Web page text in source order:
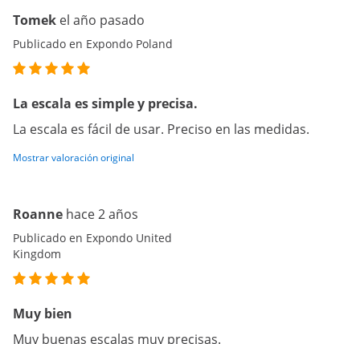
Tomek el año pasado
Publicado en Expondo Poland
La escala es simple y precisa.
La escala es fácil de usar. Preciso en las medidas.
Mostrar valoración original
Roanne hace 2 años
Publicado en Expondo United
Kingdom
Muy bien
Muy buenas escalas muy precisas.